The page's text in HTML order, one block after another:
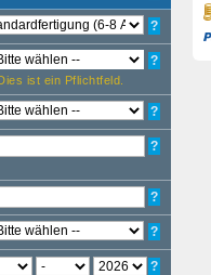
?
ist ein Pflichtfeld.
?
?
?
?
?
?